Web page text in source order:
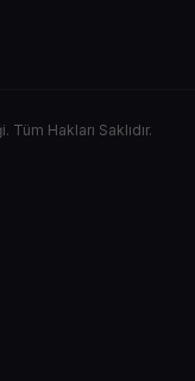
Hakları Saklıdır.